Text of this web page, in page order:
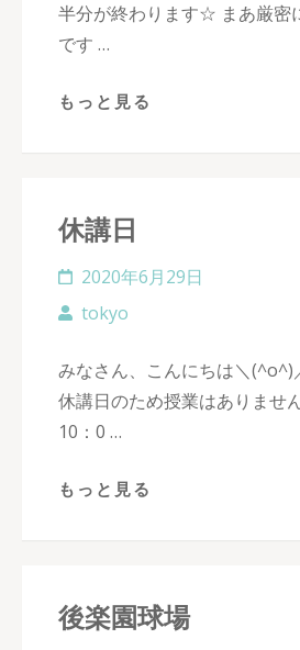
半分が終わります☆ まあ厳密
です …
もっと見る
休講日
2020年6月29日
tokyo
みなさん、こんにちは＼(^o^)
休講日のため授業はありませ
10：0 …
もっと見る
後楽園球場